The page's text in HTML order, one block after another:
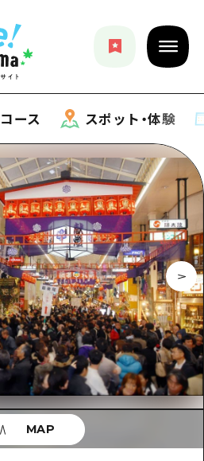
ース スポット・体験
・祭り
酒
ング
ング
ス
ース一覧
公式ガイド
もトラベル
い非日常
辺
体験
・体験一覧
辺
報
情報一覧
MAP